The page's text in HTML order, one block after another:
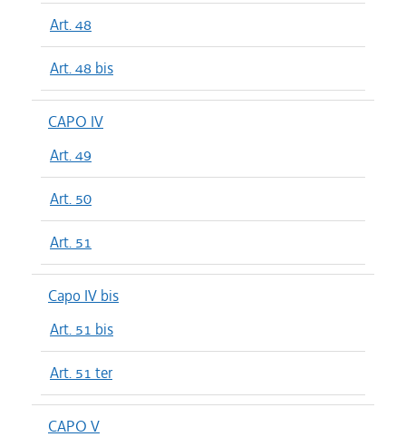
Art. 48
Art. 48 bis
CAPO IV
Art. 49
Art. 50
Art. 51
Capo IV bis
Art. 51 bis
Art. 51 ter
CAPO V